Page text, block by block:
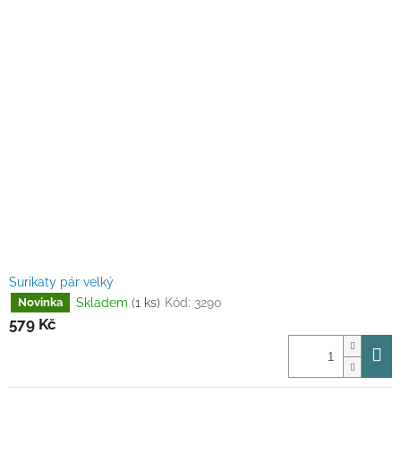
Surikaty pár velký
Novinka Skladem (1 ks) Kód: 3290
579 Kč